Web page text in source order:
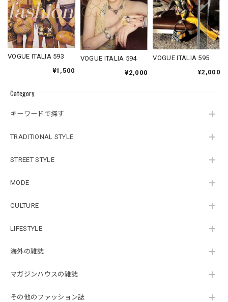
Category
キーワードで探す
TRADITIONAL STYLE
STREET STYLE
MODE
CULTURE
LIFESTYLE
海外の雑誌
マガジンハウスの雑誌
その他のファッション誌
VOGUE ITALIA 593
¥1,500
VOGUE ITALIA 594
¥2,000
VOGUE ITALIA 595
¥2,000